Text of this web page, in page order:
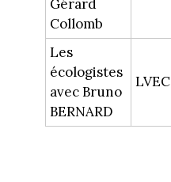
Gérard
Collomb
Les
écologistes
avec Bruno
BERNARD
LVEC